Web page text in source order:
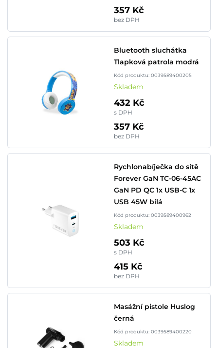
357 Kč
bez DPH
Bluetooth sluchátka
Tlapková patrola modrá
Kód produktu: 0039589400205
Skladem
432 Kč
s DPH
357 Kč
bez DPH
Rychlonabíječka do sítě
Forever GaN TC-06-45AC
GaN PD QC 1x USB-C 1x
USB 45W bílá
Kód produktu: 0039589400962
Skladem
503 Kč
s DPH
415 Kč
bez DPH
Masážní pistole Huslog
černá
Kód produktu: 0039589400220
Skladem